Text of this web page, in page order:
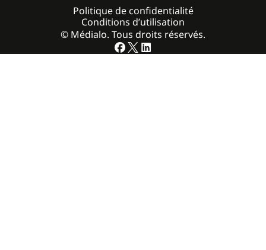
© Médialo. Tous droits réservés.
Politique de confidentialité
Conditions d’utilisation